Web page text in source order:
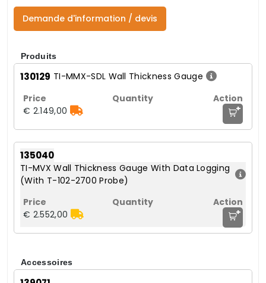
Demande d'information / devis
Produits
130129 TI-MMX-SDL Wall Thickness Gauge
€ 2.149,00 +
135040
TI-MVX Wall Thickness Gauge With Data Logging
(With T-102-2700 Probe)
€ 2.552,00 +
Accessoires